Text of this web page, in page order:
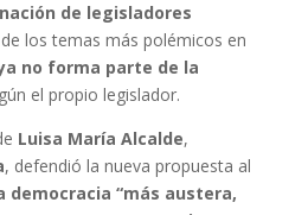
de legisladores
los temas más polémicos en
no forma parte de la
el propio legislador.
Luisa María Alcalde,
, defendió la nueva propuesta al
democracia “más austera,